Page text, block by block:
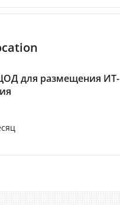
для размещения ИТ-